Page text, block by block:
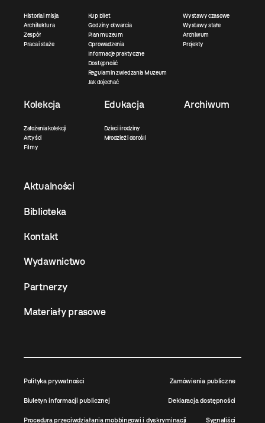
Historia i misja
Architektura
Zespół
Praca i staże
Kup bilet
Godziny otwarcia
Plan muzeum
Oprowadzenia
Informacje praktyczne
Dostępność
Regulamin zwiedzania Muzeum
Jak dojechać
Wystawy czasowe
Wystawy stałe
Archiwum
Projekty
Kolekcja
Założenia kolekcji
Artyści
Filmy
Edukacja
Dzieci i rodziny
Młodzież i dorośli
Archiwum
Aktualności
Biblioteka
Kontakt
Wydawnictwo
Partnerzy
Materiały prasowe
Polityka prywatności Zamówienia publiczne
Biuletyn informacji publicznej Deklaracja dostępności
Procedura przeciwdziałania mobbingowi i dyskryminacji Sygnaliści